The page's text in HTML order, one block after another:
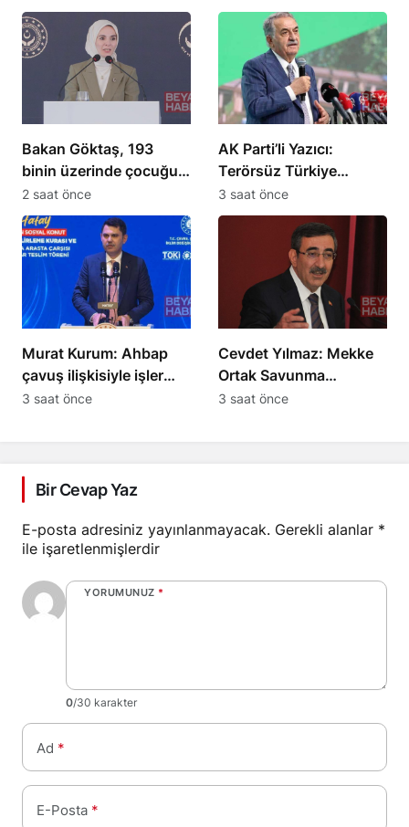
çerçevesini
değerlendirdi
Bakan Göktaş, 193
binin üzerinde çocuğu
aile yanında takip ediyor
2 saat önce
AK Parti’li Yazıcı:
Terörsüz Türkiye
sürecinde yeni bir
safhaya girildi
3 saat önce
Murat Kurum: Ahbap
çavuş ilişkisiyle işler
yürümez
3 saat önce
Cevdet Yılmaz: Mekke
Ortak Savunma
Anlaşması güvenlik
3 saat önce
Bir Cevap Yaz
E-posta adresiniz yayınlanmayacak. Gerekli alanlar *
ile işaretlenmişlerdir
YORUMUNUZ *
0/30 karakter
Ad *
E-Posta *